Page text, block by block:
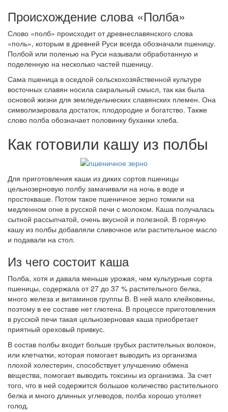
Происхождение слова «Полба»
Слово «полб» происходит от древнеславянского слова
«поль», которым в древней Руси всегда обозначали пшеницу.
Полбой или поленью на Руси называли обработанную и
поделенную на несколько частей пшеницу.
Сама пшеница в оседлой сельскохозяйственной культуре
восточных славян носила сакральный смысл, так как была
основой жизни для земледельческих славянских племен. Она
символизировала достаток, плодородие и богатство. Также
слово полба обозначает половинку буханки хлеба.
Как готовили кашу из полбы
Для приготовления каши из диких сортов пшеницы
цельнозерновую полбу замачивали на ночь в воде и
простокваше. Потом такое пшеничное зерно томили на
медленном огне в русской печи с молоком. Каша получалась
сытной рассыпчатой, очень вкусной и полезной. В горячую
кашу из полбы добавляли сливочное или растительное масло
и подавали на стол.
Из чего состоит каша
Полба, хотя и давала меньше урожая, чем культурные сорта
пшеницы, содержала от 27 до 37 % растительного белка,
много железа и витаминов группы В. В ней мало клейковины,
поэтому в ее составе нет глютена. В процессе приготовления
в русской печи такая цельнозерновая каша приобретает
приятный ореховый привкус.
В состав полбы входит больше грубых растительных волокон,
или клетчатки, которая помогает выводить из организма
плохой холестерин, способствует улучшению обмена
вещества, помогает выводить токсины из организма. За счет
того, что в ней содержится большое количество растительного
белка и много длинных углеводов, полба хорошо утоляет
голод.